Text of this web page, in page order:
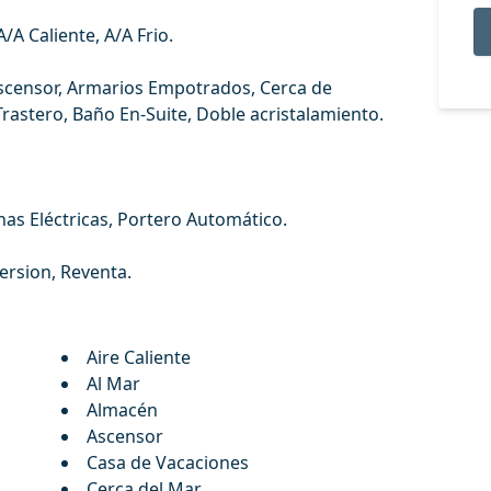
A Caliente, A/A Frio.
Armarios Empotrados, Cerca de
‌Baño En-Suite, Doble acristalamiento.
Eléctricas, ‌Portero ‌Automático.
‌Reventa.
Aire Caliente
Al Mar
Almacén
Ascensor
Casa de Vacaciones